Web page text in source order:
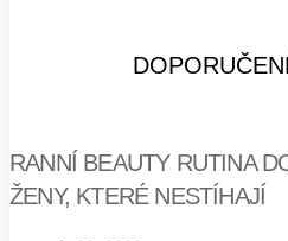
RANNÍ BEAUTY RUTINA
ŽENY, KTERÉ NESTÍHAJÍ